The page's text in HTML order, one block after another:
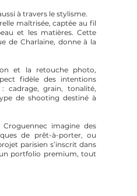
à travers le stylisme.
maîtrisée, captée au fil
et les matières. Cette
de Charlaine, donne à la
et la retouche photo,
fidèle des intentions
cadrage, grain, tonalité,
de shooting destiné à
imagine des
de prêt-à-porter, ou
parisien s’inscrit dans
portfolio premium, tout